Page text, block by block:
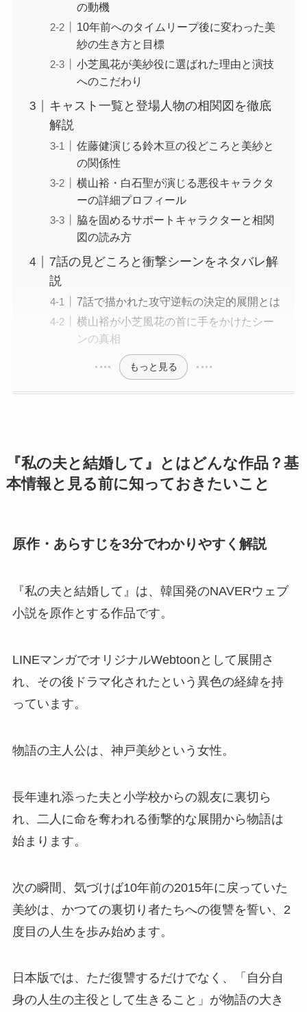
の動機
10年前へのタイムリープ後に変わった美
紗の生き方と目標
小芝風花が美紗役に選ばれた理由と演技
へのこだわり
キャスト一覧と登場人物の相関図を徹底
解説
佐藤健演じる鈴木亘の役どころと美紗と
の関係性
横山裕・白石聖が演じる悪役キャラクタ
ーの詳細プロフィール
脇を固めるサポートキャラクターと相関
図の読み方
7話の見どころと衝撃シーンをネタバレ解
説
7話で描かれた攻守逆転の決定的展開とは
横山裕が小芝風花の首に手をかけたシー
ンの真相
もっと見る
『私の夫と結婚して』とはどんな作品？基
本情報と見る前に知っておきたいこと
原作・あらすじを3分でわかりやすく解説
『私の夫と結婚して』は、韓国発のNAVERウェブ
小説を原作とする作品です。
LINEマンガでオリジナルWebtoonとして展開さ
れ、その後ドラマ化されたという異色の経緯を持
っています。
物語の主人公は、神戸美紗という女性。
長年連れ添った夫と小学校からの親友に裏切ら
れ、二人に命を奪われる衝撃的な展開から物語は
始まります。
次の瞬間、気づけば10年前の2015年に戻っていた
美紗は、かつての裏切り者たちへの復讐を誓い、2
度目の人生を歩み始めます。
日本版では、ただ復讐するだけでなく、「自分自
身の人生の主役として生きること」が物語の大き